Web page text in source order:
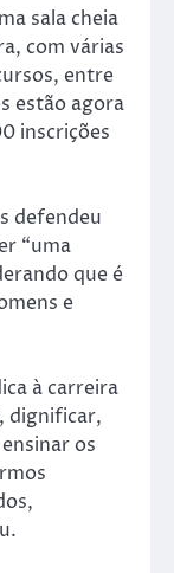
sala cheia
com várias
entre
estão agora
inscrições
defendeu
“uma
que é
e
à carreira
dignificar,
os